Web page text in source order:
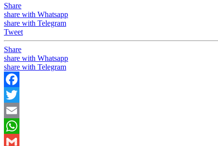
Share
share with Whatsapp
share with Telegram
Tweet
Share
share with Whatsapp
share with Telegram
Facebook
Twitter
Email
WhatsApp